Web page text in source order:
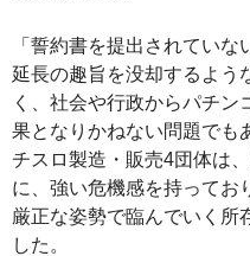
「誓約書を提出されてい
延長の趣旨を没却するよう
く、社会や行政からパチ
果となりかねない問題でも
チスロ製造・販売4団体は
に、強い危機感を持ってお
厳正な姿勢で臨んでいく所
した。